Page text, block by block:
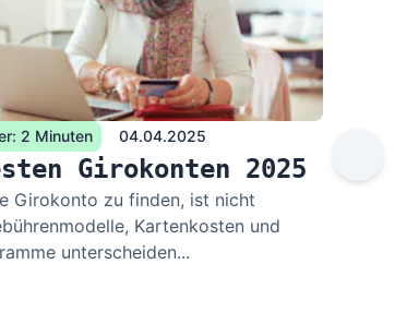
2 Minuten 04.04.2025
Girokonten 2025
Girokonto zu finden, ist nicht
Kartenkosten und
unterscheiden...